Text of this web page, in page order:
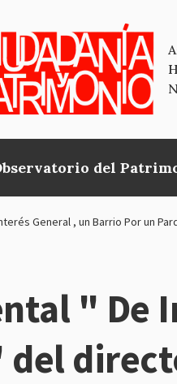
del
General , un Barrio Por un
" De